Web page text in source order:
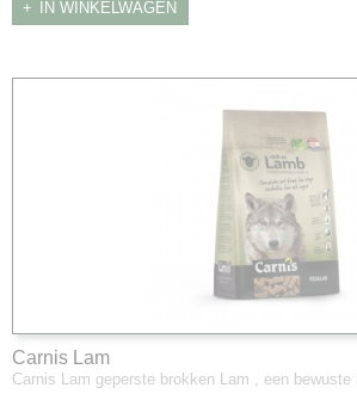
IN WINKELWAGEN
Carnis Lam
Carnis Lam geperste brokken Lam , een